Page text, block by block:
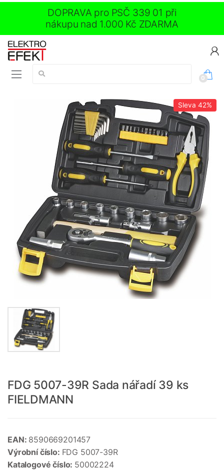
DOPRAVA pro PSČ 339 01 při
nákupu nad 1.000 Kč ZDARMA
Vyhledávání:
0
Sleva 42%
FDG 5007-39R Sada nářadí 39 ks
FIELDMANN
EAN: 8590669201457
Výrobní číslo: FDG 5007-39R
Katalogové číslo: 50002224